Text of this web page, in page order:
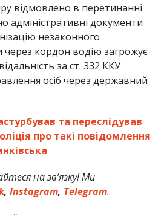
відмовлено в перетинанні
адміністративні документи
незаконного
кордон водію загрожує
за ст. 332 ККУ
осіб через державний
та переслідував
про такі повідомлення
на зв’язку! Ми
, Instagram, Telegram.